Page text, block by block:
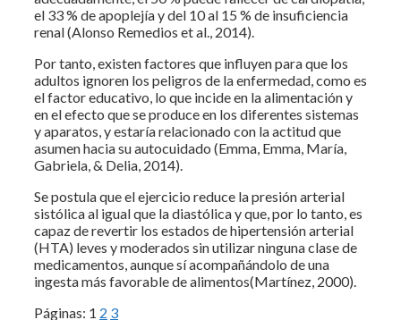
el 33 % de apoplejía y del 10 al 15 % de insuficiencia
renal (Alonso Remedios et al., 2014).
Por tanto, existen factores que influyen para que los
adultos ignoren los peligros de la enfermedad, como es
el factor educativo, lo que incide en la alimentación y
en el efecto que se produce en los diferentes sistemas
y aparatos, y estaría relacionado con la actitud que
asumen hacia su autocuidado (Emma, Emma, María,
Gabriela, & Delia, 2014).
Se postula que el ejercicio reduce la presión arterial
sistólica al igual que la diastólica y que, por lo tanto, es
capaz de revertir los estados de hipertensión arterial
(HTA) leves y moderados sin utilizar ninguna clase de
medicamentos, aunque sí acompañándolo de una
ingesta más favorable de alimentos(Martínez, 2000).
Páginas: 1 2 3